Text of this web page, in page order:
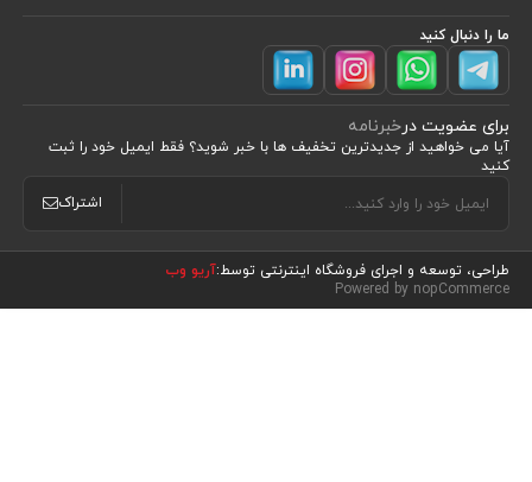
مشاهده محصولات (0)
ما را دنبال کنید
برای عضویت درخبرنامه
آیا می خواهید از جدید‌ترین تخفیف‌ ها با‌ خبر شوید؟ فقط ایمیل خود را ثبت
کنید
اشتراک
طراحی، توسعه و اجرای فروشگاه اینترنتی توسط:آریو وب
Powered by nopCommerce